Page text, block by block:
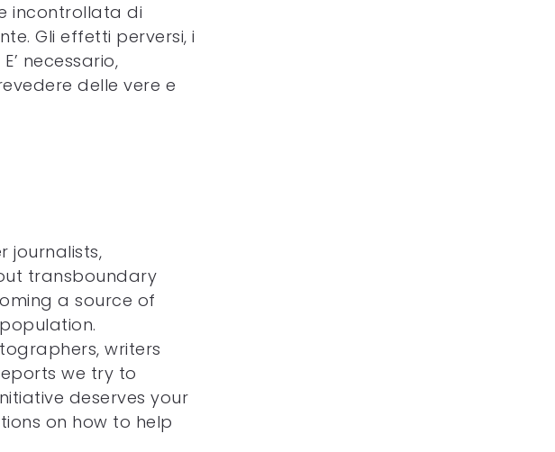
incontrollata di
Gli effetti perversi, i
necessario,
delle vere e
journalists,
transboundary
a source of
writers
we try to
deserves your
on how to help